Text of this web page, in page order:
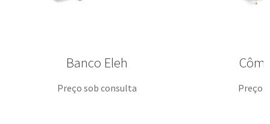
Banco Eleh
Preço sob consulta Preço